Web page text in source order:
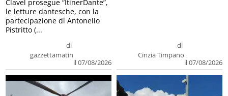
di
gazzettamatin
il 07/08/2026
Clavel prosegue “ItinerDante”,
le letture dantesche, con la
partecipazione di Antonello
Pistritto (...
di
Cinzia Timpano
il 07/08/2026